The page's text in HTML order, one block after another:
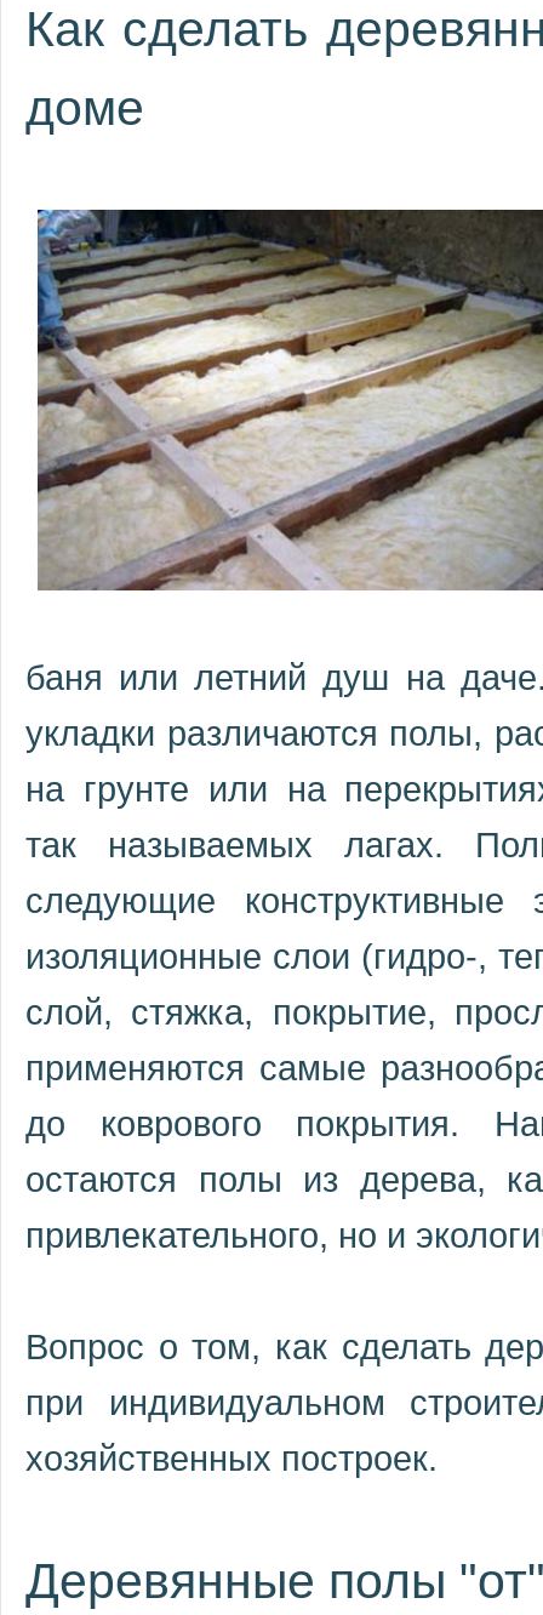
Как сделать
доме
баня или летний душ на
укладки различаются полы,
на грунте или на
так называемых лагах.
следующие конструктивные
изоляционные слои (гидро-,
слой, стяжка, покрытие,
применяются самые
до коврового покрытия.
остаются полы из дерева,
привлекательного, но и
Вопрос о том, как сделать
при индивидуальном
хозяйственных построек.
Деревянные полы